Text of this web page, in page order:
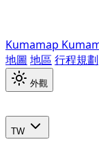
Kumamap
地圖 地區 行程規劃
外觀
TW